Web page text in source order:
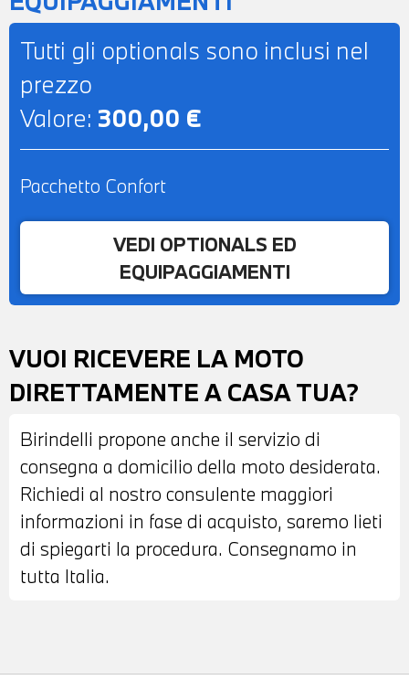
Tutti gli optionals sono inclusi nel
prezzo
Valore: 300,00 €
Pacchetto Confort
VEDI OPTIONALS ED
EQUIPAGGIAMENTI
VUOI RICEVERE LA MOTO
DIRETTAMENTE A CASA TUA?
Birindelli propone anche il servizio di
consegna a domicilio della moto desiderata.
Richiedi al nostro consulente maggiori
informazioni in fase di acquisto, saremo lieti
di spiegarti la procedura. Consegnamo in
tutta Italia.